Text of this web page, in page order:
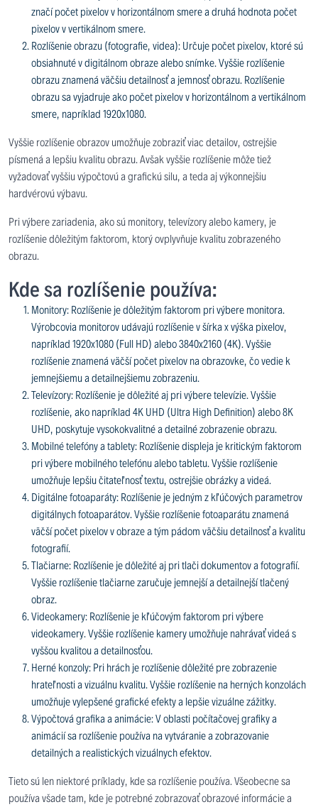
značí počet pixelov v horizontálnom smere a druhá hodnota počet
pixelov v vertikálnom smere.
Rozlíšenie obrazu (fotografie, videa): Určuje počet pixelov, ktoré sú
obsiahnuté v digitálnom obraze alebo snímke. Vyššie rozlíšenie
obrazu znamená väčšiu detailnosť a jemnosť obrazu. Rozlíšenie
obrazu sa vyjadruje ako počet pixelov v horizontálnom a vertikálnom
smere, napríklad 1920x1080.
Vyššie rozlíšenie obrazov umožňuje zobraziť viac detailov, ostrejšie
písmená a lepšiu kvalitu obrazu. Avšak vyššie rozlíšenie môže tiež
vyžadovať vyššiu výpočtovú a grafickú silu, a teda aj výkonnejšiu
hardvérovú výbavu.
Pri výbere zariadenia, ako sú monitory, televízory alebo kamery, je
rozlíšenie dôležitým faktorom, ktorý ovplyvňuje kvalitu zobrazeného
obrazu.
Kde sa rozlíšenie používa:
Monitory: Rozlíšenie je dôležitým faktorom pri výbere monitora.
Výrobcovia monitorov udávajú rozlíšenie v šírka x výška pixelov,
napríklad 1920x1080 (Full HD) alebo 3840x2160 (4K). Vyššie
rozlíšenie znamená väčší počet pixelov na obrazovke, čo vedie k
jemnejšiemu a detailnejšiemu zobrazeniu.
Televízory: Rozlíšenie je dôležité aj pri výbere televízie. Vyššie
rozlíšenie, ako napríklad 4K UHD (Ultra High Definition) alebo 8K
UHD, poskytuje vysokokvalitné a detailné zobrazenie obrazu.
Mobilné telefóny a tablety: Rozlíšenie displeja je kritickým faktorom
pri výbere mobilného telefónu alebo tabletu. Vyššie rozlíšenie
umožňuje lepšiu čitateľnosť textu, ostrejšie obrázky a videá.
Digitálne fotoaparáty: Rozlíšenie je jedným z kľúčových parametrov
digitálnych fotoaparátov. Vyššie rozlíšenie fotoaparátu znamená
väčší počet pixelov v obraze a tým pádom väčšiu detailnosť a kvalitu
fotografií.
Tlačiarne: Rozlíšenie je dôležité aj pri tlači dokumentov a fotografií.
Vyššie rozlíšenie tlačiarne zaručuje jemnejší a detailnejší tlačený
obraz.
Videokamery: Rozlíšenie je kľúčovým faktorom pri výbere
videokamery. Vyššie rozlíšenie kamery umožňuje nahrávať videá s
vyššou kvalitou a detailnosťou.
Herné konzoly: Pri hrách je rozlíšenie dôležité pre zobrazenie
hrateľnosti a vizuálnu kvalitu. Vyššie rozlíšenie na herných konzolách
umožňuje vylepšené grafické efekty a lepšie vizuálne zážitky.
Výpočtová grafika a animácie: V oblasti počítačovej grafiky a
animácií sa rozlíšenie používa na vytváranie a zobrazovanie
detailných a realistických vizuálnych efektov.
Tieto sú len niektoré príklady, kde sa rozlíšenie používa. Všeobecne sa
používa všade tam, kde je potrebné zobrazovať obrazové informácie a